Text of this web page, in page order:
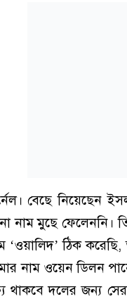
বেছে নিয়েছেন
নাম মুছে ফেলেননি।
‘ওয়ালিদ’ ঠিক
নাম ওয়েন ডিলন
থাকবে দলের জন্য